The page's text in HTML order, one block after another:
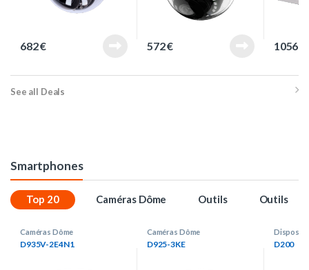
682€ 572€ 1056
See all Deals
Smartphones
Top 20 Caméras Dôme Outils Outils
Caméras Dôme
D935V-2E4N1
Caméras Dôme
D925-3KE D200